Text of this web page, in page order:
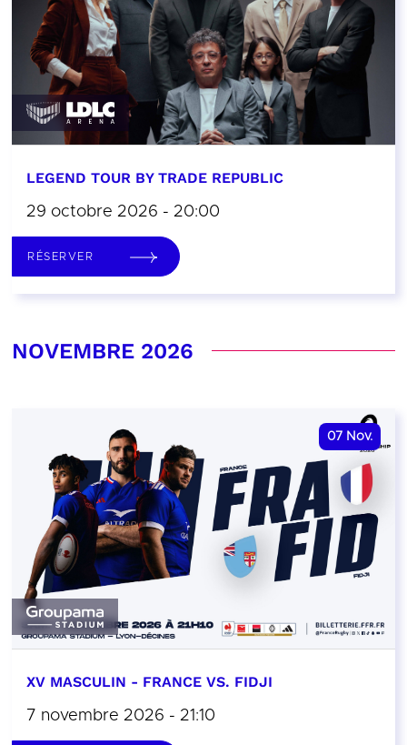
LEGEND TOUR BY TRADE REPUBLIC
29 octobre 2026 - 20:00
RÉSERVER
NOVEMBRE 2026
07 Nov.
XV MASCULIN - FRANCE VS. FIDJI
7 novembre 2026 - 21:10